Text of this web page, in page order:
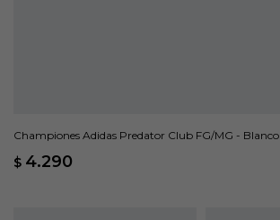
Championes Adidas Predator Club FG/MG - Blanco
$ 4.290